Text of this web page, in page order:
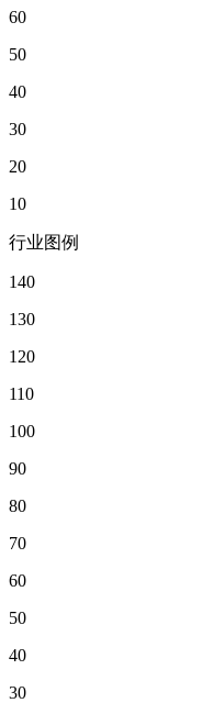
60
50
40
30
20
10
行业图例
140
130
120
110
100
90
80
70
60
50
40
30